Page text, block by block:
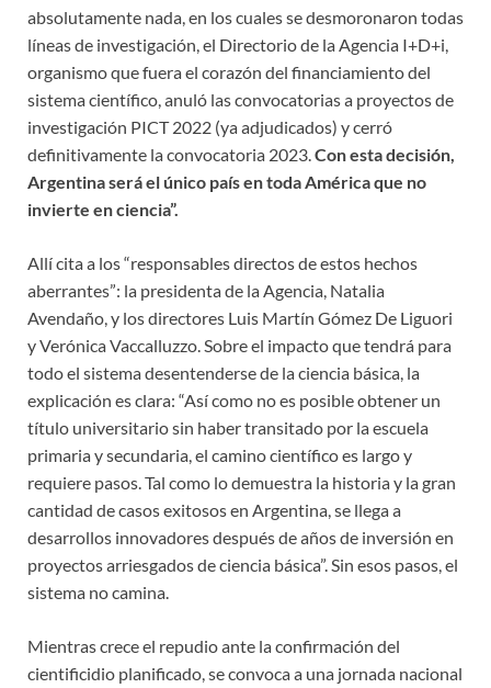
absolutamente nada, en los cuales se desmoronaron todas
líneas de investigación, el Directorio de la Agencia I+D+i,
organismo que fuera el corazón del financiamiento del
sistema científico, anuló las convocatorias a proyectos de
investigación PICT 2022 (ya adjudicados) y cerró
definitivamente la convocatoria 2023.Con esta decisión,
Argentina será el único país en toda América que no
invierte en ciencia”.
Allí cita a los “responsables directos de estos hechos
aberrantes”: la presidenta de la Agencia, Natalia
Avendaño, y los directores Luis Martín Gómez De Liguori
y Verónica Vaccalluzzo. Sobre el impacto que tendrá para
todo el sistema desentenderse de la ciencia básica, la
explicación es clara: “Así como no es posible obtener un
título universitario sin haber transitado por la escuela
primaria y secundaria, el camino científico es largo y
requiere pasos. Tal como lo demuestra la historia y la gran
cantidad de casos exitosos en Argentina, se llega a
desarrollos innovadores después de años de inversión en
proyectos arriesgados de ciencia básica”. Sin esos pasos, el
sistema no camina.
Mientras crece el repudio ante la confirmación del
cientificidio planificado, se convoca a una jornada nacional